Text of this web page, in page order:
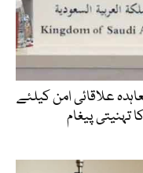
علاقائی امن کیلئے
تہنیتی پیغام